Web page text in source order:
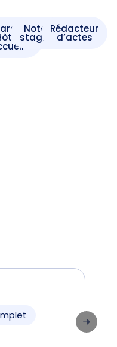
Notaire
stagiaire
Rédacteur
d’actes